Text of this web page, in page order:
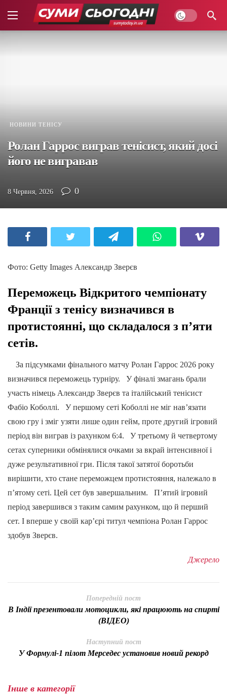
НОВИНИ ТЕНІСУ
Ролан Гаррос виграв тенісист, який досі
його не вигравав
8 Червня, 2026 0
Фото: Getty Images Александр Зверєв
Переможець Відкритого чемпіонату
Франції з тенісу визначився в
протистоянні, що складалося з п’яти
сетів.
За підсумками фінального матчу Ролан Гаррос 2026 року
визначився переможець турніру. У фіналі змагань брали
участь німець Александр Зверєв та італійський тенісист
Фабіо Коболлі. У першому сеті Коболлі не міг нав’язати
свою гру і зміг узяти лише один гейм, проте другий ігровий
період він виграв із рахунком 6:4. У третьому й четвертому
сетах суперники обмінялися очками за вкрай інтенсивної і
дуже результативної гри. Після такої затятої боротьби
вирішити, хто стане переможцем протистояння, належало в
п’ятому сеті. Цей сет був завершальним. П’ятий ігровий
період завершився з таким самим рахунком, що й перший
сет. І вперше у своїй кар’єрі титул чемпіона Ролан Гаррос
здобув Зверєв.
Джерело
Попередній пост
В Індії презентовали мотоцикли, які працюють на спирті
(ВІДЕО)
Наступний пост
У Формулі-1 пілот Мерседес установив новий рекорд
Інше в категорії